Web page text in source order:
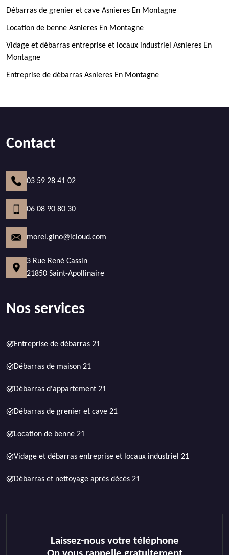
Débarras de grenier et cave Asnieres En Montagne
Location de benne Asnieres En Montagne
Vidage et débarras entreprise et locaux industriel Asnieres En
Montagne
Entreprise de débarras Asnieres En Montagne
Contact
03 59 28 41 02
06 08 90 80 30
morel.gino@icloud.com
3 Rue René Cassin
21850 Saint-Apollinaire
Nos services
Entreprise de débarras 21
Débarras de maison 21
Débarras d'appartement 21
Débarras de grenier et cave 21
Location de benne 21
Vidage et débarras entreprise et locaux industriel 21
Débarras et nettoyage après décès 21
Laissez-nous votre téléphone